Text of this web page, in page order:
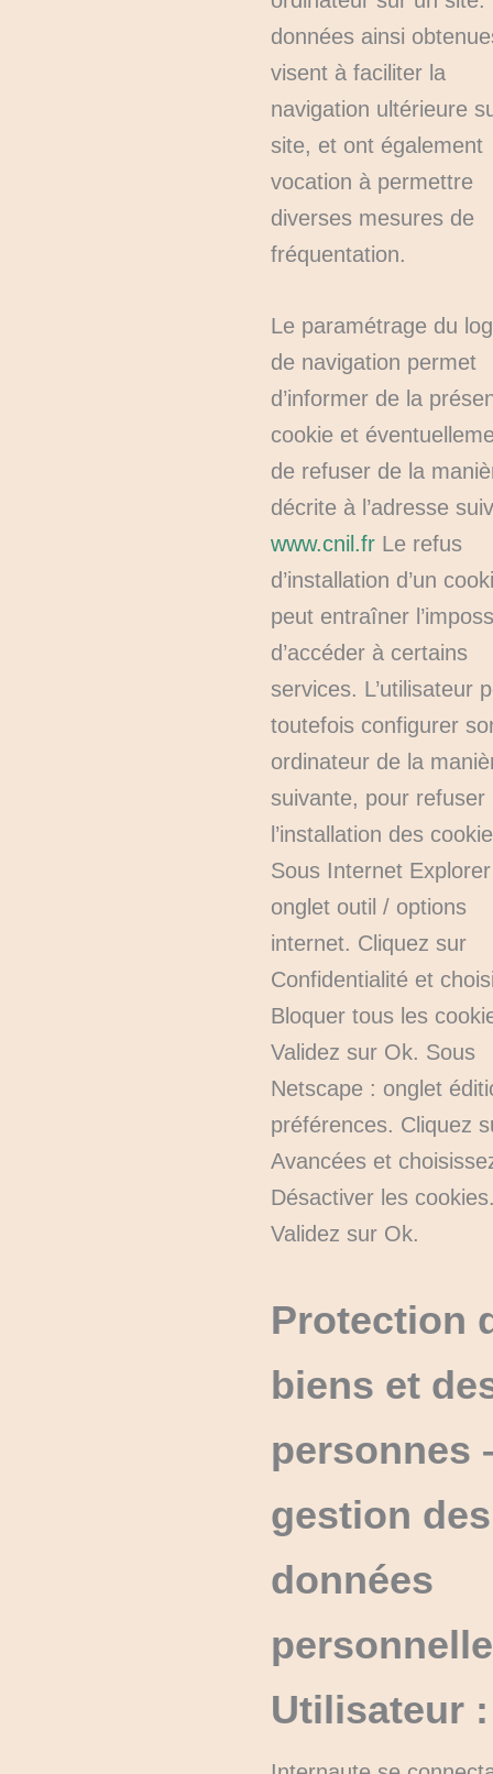
données ainsi
visent à faciliter la
navigation ultérieure
site, et ont également
vocation à permettre
diverses mesures de
fréquentation.
Le paramétrage du
de navigation permet
d’informer de la
cookie et
de refuser de la
décrite à l’adresse
www.cnil.fr Le refus
d’installation d’un
peut entraîner
d’accéder à certains
services. L’utilisateur
toutefois configurer
ordinateur de la
suivante, pour refuser
l’installation des
Sous Internet
onglet outil / options
internet. Cliquez sur
Confidentialité et
Bloquer tous les
Validez sur Ok. Sous
Netscape : onglet
préférences. Cliquez
Avancées et
Désactiver les
Validez sur Ok.
Protection
biens et
personnes
gestion des
données
Utilisateur :